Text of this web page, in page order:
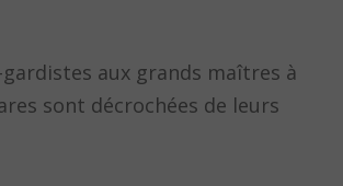
aux grands maîtres à
sont décrochées de leurs